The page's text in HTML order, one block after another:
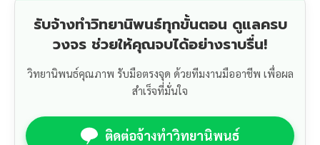
รับจ้างทำวิทยานิพนธ์ทุกขั้นตอน ดูแลครบ
วงจร ช่วยให้คุณจบได้อย่างราบรื่น!
วิทยานิพนธ์คุณภาพ รับมือตรงจุด ด้วยทีมงานมืออาชีพ เพื่อผล
สำเร็จที่มั่นใจ
ติดต่อจ้างทำวิทยานิพนธ์